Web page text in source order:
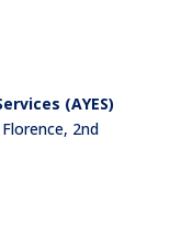
(AYES)
2nd